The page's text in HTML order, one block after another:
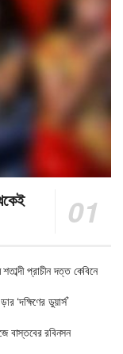
প্রাচীন দত্ত কেবিনে
‘দক্ষিণের ডুয়ার্স’
বাস্তবের রবিনসন